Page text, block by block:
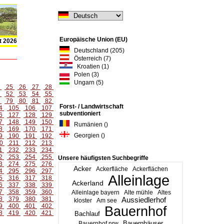
2026
Europäische Union (EU)
Deutschland (205)
Österreich (7)
Kroatien (1)
Polen (3)
Ungarn (5)
Forst- / Landwirtschaft
subventioniert
Rumänien ()
Georgien ()
Unsere häufigsten Suchbegriffe
Acker Ackerfläche Ackerflächen
Ackerland Alleinlage
Alleinlage bayern Alte mühle
Altes
kloster
Am see Aussiedlerhof
Bachlauf Bauernhof
25 26 27
28
52 53 54
55
79 80 81
82
105 106
107
127 128
129
148 149
150
169 170
171
190 191
192
211 212
213
232 233
234
253 254
255
274 275
276
295 296
297
316 317
318
337 338
339
358 359
360
379 380
381
400 401
402
419 420 421